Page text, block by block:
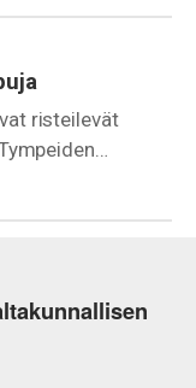
risteilevät